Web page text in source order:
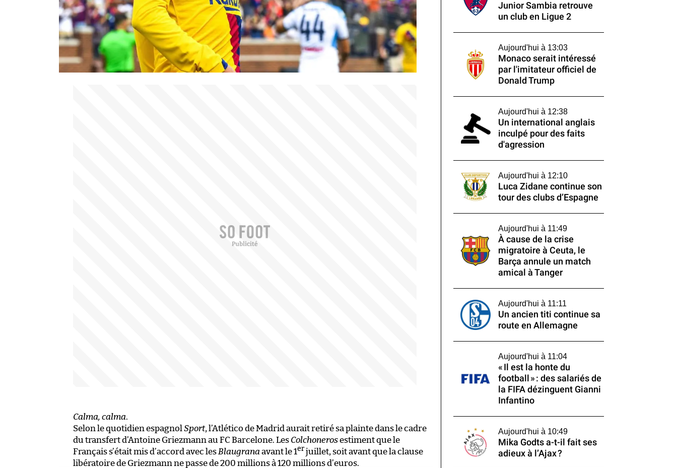
Calma, calma.
Selon le quotidien espagnol Sport, l’Atlético de Madrid aurait retiré sa plainte dans le cadre
du transfert d’Antoine Griezmann au FC Barcelone. Les Colchonerosestiment que le
Français s’était mis d’accord avec les Blaugrana avant le 1er juillet, soit avant que la clause
libératoire de Griezmann ne passe de 200 millions à 120 millions d’euros.
Junior Sambia retrouve
un club en Ligue 2
Aujourd'hui à 13:03
Monaco serait intéressé
par l'imitateur officiel de
Donald Trump
Aujourd'hui à 12:38
Un international anglais
inculpé pour des faits
d'agression
Aujourd'hui à 12:10
Luca Zidane continue son
tour des clubs d’Espagne
Aujourd'hui à 11:49
À cause de la crise
migratoire à Ceuta, le
Barça annule un match
amical à Tanger
Aujourd'hui à 11:11
Un ancien titi continue sa
route en Allemagne
Aujourd'hui à 11:04
« Il est la honte du
football » : des salariés de
la FIFA dézinguent Gianni
Infantino
Aujourd'hui à 10:49
Mika Godts a-t-il fait ses
adieux à l’Ajax ?